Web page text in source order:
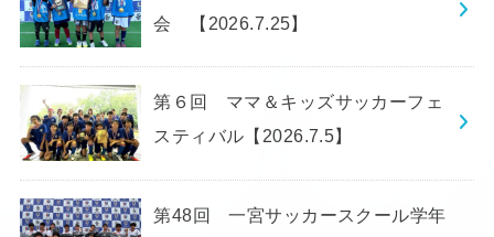
会 【2026.7.25】
第６回 ママ＆キッズサッカーフェ
スティバル【2026.7.5】
第48回 一宮サッカースクール学年